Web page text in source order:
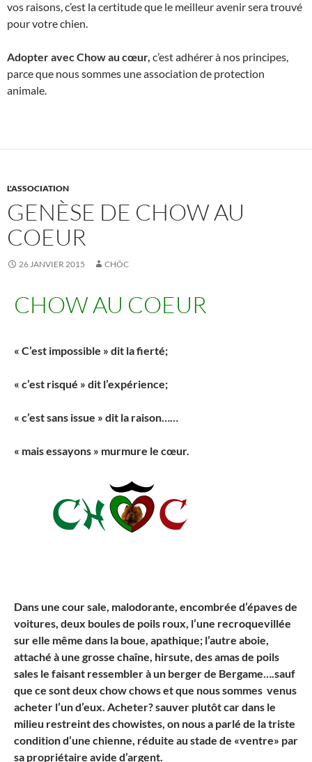
vos raisons, c’est la certitude que le meilleur avenir sera trouvé
pour votre chien.
Adopter avec Chow au cœur, c’est adhérer à nos principes,
parce que nous sommes une association de protection
animale.
L'ASSOCIATION
GENÈSE DE CHOW AU
COEUR
26 JANVIER 2015 CHÔC
CHOW AU COEUR
« C’est impossible » dit la fierté;
« c’est risqué » dit l’expérience;
« c’est sans issue » dit la raison……
« mais essayons » murmure le cœur.
Dans une cour sale, malodorante, encombrée d’épaves de
voitures, deux boules de poils roux, l’une recroquevillée
sur elle même dans la boue, apathique; l’autre aboie,
attaché à une grosse chaîne, hirsute, des amas de poils
sales le faisant ressembler à un berger de Bergame….sauf
que ce sont deux chow chows et que nous sommes venus
acheter l’un d’eux. Acheter? sauver plutôt car dans le
milieu restreint des chowistes, on nous a parlé de la triste
condition d’une chienne, réduite au stade de «ventre» par
sa propriétaire avide d’argent.